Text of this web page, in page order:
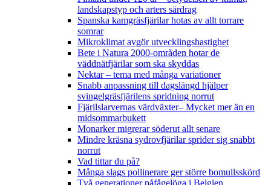
landskapstyp och arters särdrag
Spanska kamgräsfjärilar hotas av allt torrare
somrar
Mikroklimat avgör utvecklingshastighet
Bete i Natura 2000-områden hotar de
väddnätfjärilar som ska skyddas
Nektar – tema med många variationer
Snabb anpassning till dagslängd hjälper
svingelgräsfjärilens spridning norrut
Fjärilslarvernas värdväxter– Mycket mer än en
midsommarbukett
Monarker migrerar söderut allt senare
Mindre kräsna sydrovfjärilar sprider sig snabbt
norrut
Vad tittar du på?
Många slags pollinerare ger större bomullsskörd
Två generationer påfågelöga i Belgien